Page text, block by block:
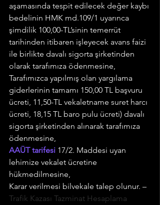
aşamasında tespit edilecek değer kaybı
bedelinin HMK md.109/1 uyarınca
şimdilik 100,00-TL’sinin temerrüt
tarihinden itibaren işleyecek avans faizi
ile birlikte davalı sigorta şirketinden
olarak tarafımıza ödenmesine,
Tarafımızca yapılmış olan yargılama
giderlerinin tamamı 150,00 TL başvuru
ücreti, 11,50-TL vekaletname suret harcı
ücreti, 18,15 TL baro pulu ücreti) davalı
sigorta şirketinden alınarak tarafımıza
ödenmesine,
AAÜT tarifesi 17/2. Maddesi uyan
lehimize vekalet ücretine
hükmedilmesine,
Karar verilmesi bilvekale talep olunur. –
Trafik Kazası Tazminat Hesaplama